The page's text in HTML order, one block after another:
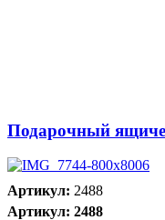
Подарочный
Артикул: 2488
Артикул: 2488